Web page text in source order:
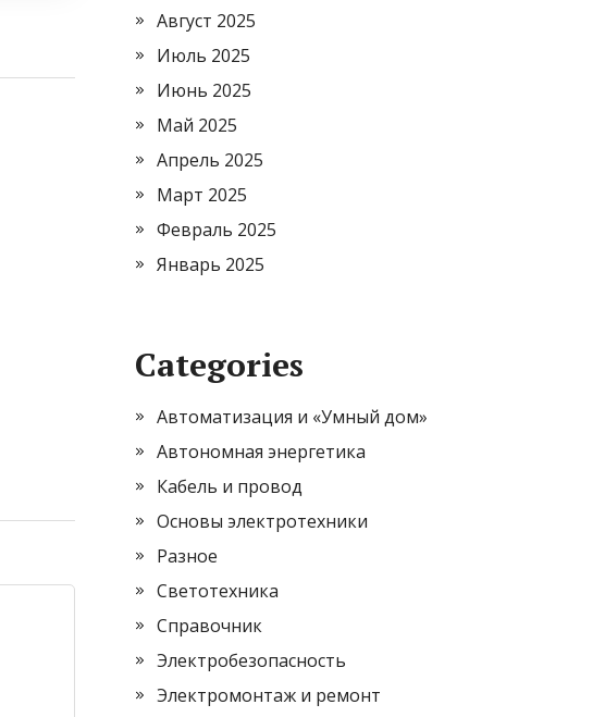
Август 2025
Июль 2025
Июнь 2025
Май 2025
Апрель 2025
Март 2025
Февраль 2025
Январь 2025
Categories
Автоматизация и «Умный дом»
Автономная энергетика
Кабель и провод
Основы электротехники
Разное
Светотехника
Справочник
Электробезопасность
Электромонтаж и ремонт